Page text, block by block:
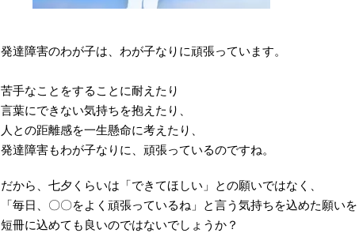
発達障害のわが子は、わが子なりに頑張っています。
苦手なことをすることに耐えたり
言葉にできない気持ちを抱えたり、
人との距離感を一生懸命に考えたり、
発達障害もわが子なりに、頑張っているのですね。
だから、七夕くらいは「できてほしい」との願いではなく、
「毎日、〇〇をよく頑張っているね」と言う気持ちを込めた願いを
短冊に込めても良いのではないでしょうか？